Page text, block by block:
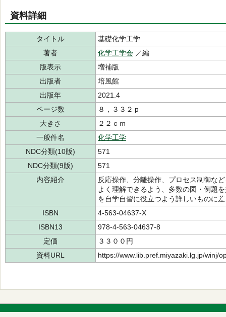
資料詳細
タイトル
基礎化学工学
著者
化学工学会 ／編
版表示
増補版
出版者
培風館
出版年
2021.4
ページ数
８，３３２ｐ
大きさ
２２ｃｍ
一般件名
化学工学
NDC分類(10版)
571
NDC分類(9版)
571
内容紹介
反応操作、分離操作、プロセス制御な
よく理解できるよう、多数の図・例題
を自学自習に役立つよう詳しいものに
ISBN
4-563-04637-X
ISBN13
978-4-563-04637-8
定価
３３００円
資料URL
https://www.lib.pref.miyazaki.lg.jp/winj/